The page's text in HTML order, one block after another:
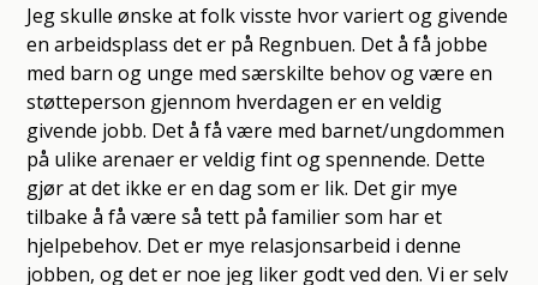
Jeg skulle ønske at folk visste hvor variert og givende
en arbeidsplass det er på Regnbuen. Det å få jobbe
med barn og unge med særskilte behov og være en
støtteperson gjennom hverdagen er en veldig
givende jobb. Det å få være med barnet/ungdommen
på ulike arenaer er veldig fint og spennende. Dette
gjør at det ikke er en dag som er lik. Det gir mye
tilbake å få være så tett på familier som har et
hjelpebehov. Det er mye relasjonsarbeid i denne
jobben, og det er noe jeg liker godt ved den. Vi er selv